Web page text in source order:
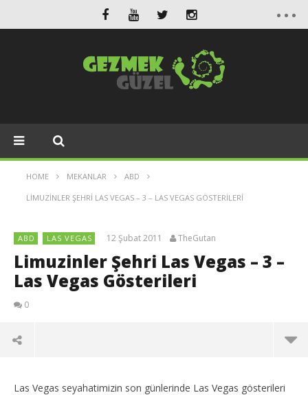
HOME MEKANLAR ABD
LIMUZINLER ŞEHRI LAS VEGAS – 3 – LAS VEGAS GÖSTERILERI
ABD LAS VEGAS 12 Şubat 2011 TheGutan
Limuzinler Şehri Las Vegas – 3 –
Las Vegas Gösterileri
0
Las Vegas seyahatimizin son günlerinde Las Vegas gösterileri